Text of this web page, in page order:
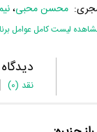
محسن محبی،
لیست کامل عوامل
دیدگاه
نقد (0)